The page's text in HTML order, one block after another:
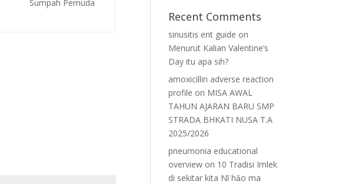
Sumpah Pemuda
Recent Comments
sinusitis ent guide on
Menurut Kalian Valentine’s
Day itu apa sih?
amoxicillin adverse reaction
profile on MISA AWAL
TAHUN AJARAN BARU SMP
STRADA BHKATI NUSA T.A
2025/2026
pneumonia educational
overview on 10 Tradisi Imlek
di sekitar kita Nǐ hǎo ma